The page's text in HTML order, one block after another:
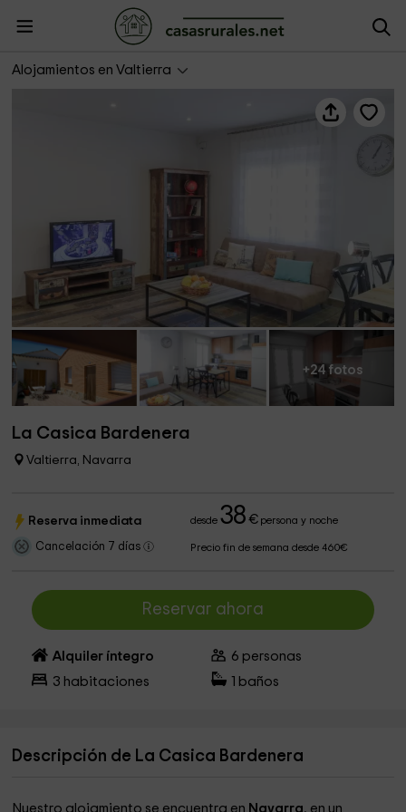
Alojamientos en Valtierra
La Casica Bardenera
+24 fotos
La Casica Bardenera
Valtierra, Navarra
Reserva inmediata desde38 €persona y noche
Cancelación 7 días Precio fin de semana desde 460€
Reservar ahora
Alquiler íntegro 6 personas
3 habitaciones baños
Descripción de La Casica Bardenera
Nuestro alojamiento se encuentra en Navarra, en un